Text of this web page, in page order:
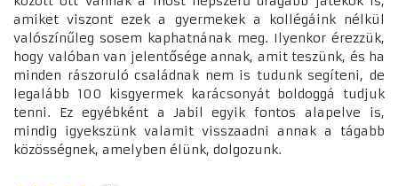
amiket viszont ezek a gyermekek a kollégáink nélkül
valószínűleg sosem kaphatnának meg. Ilyenkor érezzük,
hogy valóban van jelentősége annak, amit teszünk, és ha
minden rászoruló családnak nem is tudunk segíteni, de
legalább 100 kisgyermek karácsonyát boldoggá tudjuk
tenni. Ez egyébként a Jabil egyik fontos alapelve is,
mindig igyekszünk valamit visszaadni annak a tágabb
közösségnek, amelyben élünk, dolgozunk.